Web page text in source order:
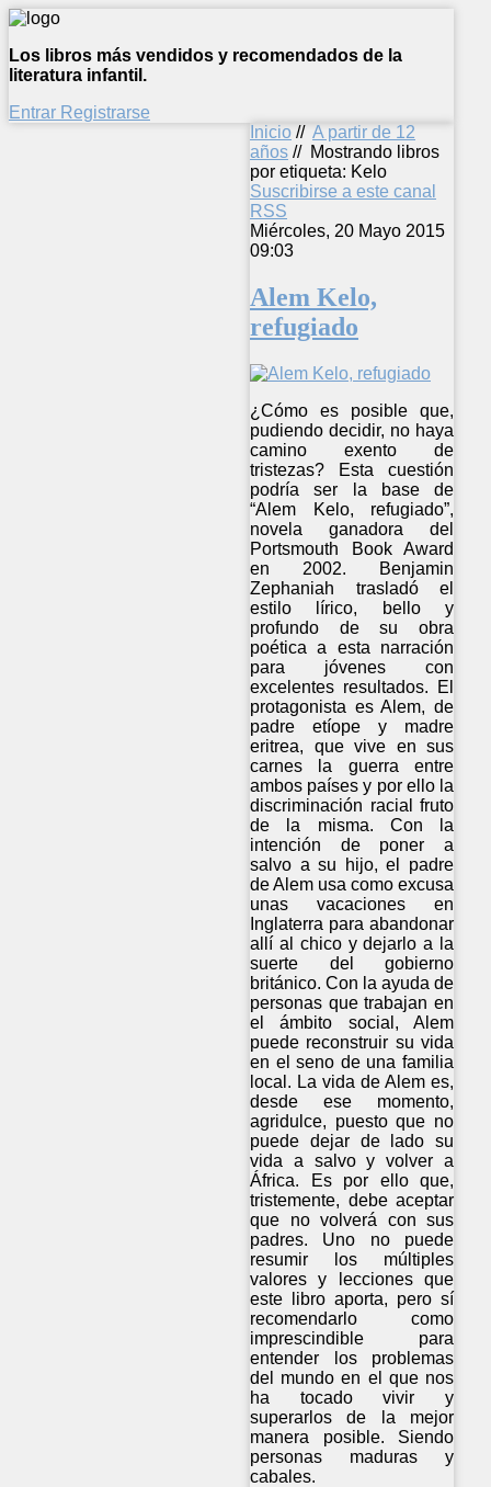
Los libros más vendidos y recomendados de la
literatura infantil.
Entrar Registrarse
Inicio // A partir de 12
años // Mostrando libros
por etiqueta: Kelo
Suscribirse a este canal
RSS
Miércoles, 20 Mayo 2015
09:03
Alem Kelo,
refugiado
¿Cómo es posible que,
pudiendo decidir, no haya
camino exento de
tristezas? Esta cuestión
podría ser la base de
“Alem Kelo, refugiado”,
novela ganadora del
Portsmouth Book Award
en 2002. Benjamin
Zephaniah trasladó el
estilo lírico, bello y
profundo de su obra
poética a esta narración
para jóvenes con
excelentes resultados. El
protagonista es Alem, de
padre etíope y madre
eritrea, que vive en sus
carnes la guerra entre
ambos países y por ello la
discriminación racial fruto
de la misma. Con la
intención de poner a
salvo a su hijo, el padre
de Alem usa como excusa
unas vacaciones en
Inglaterra para abandonar
allí al chico y dejarlo a la
suerte del gobierno
británico. Con la ayuda de
personas que trabajan en
el ámbito social, Alem
puede reconstruir su vida
en el seno de una familia
local. La vida de Alem es,
desde ese momento,
agridulce, puesto que no
puede dejar de lado su
vida a salvo y volver a
África. Es por ello que,
tristemente, debe aceptar
que no volverá con sus
padres. Uno no puede
resumir los múltiples
valores y lecciones que
este libro aporta, pero sí
recomendarlo como
imprescindible para
entender los problemas
del mundo en el que nos
ha tocado vivir y
superarlos de la mejor
manera posible. Siendo
personas maduras y
cabales.